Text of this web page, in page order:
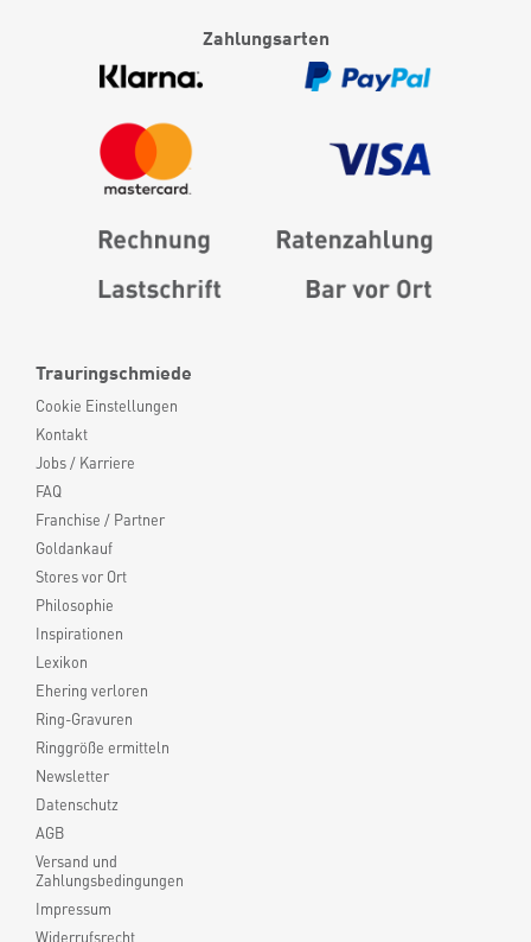
Trauringschmiede
Cookie Einstellungen
Kontakt
Jobs / Karriere
FAQ
Franchise / Partner
Goldankauf
Stores vor Ort
Philosophie
Inspirationen
Lexikon
Ehering verloren
Ring-Gravuren
Ringgröße ermitteln
Newsletter
Datenschutz
AGB
Versand und
Zahlungsbedingungen
Impressum
Widerrufsrecht
Zahlungsarten